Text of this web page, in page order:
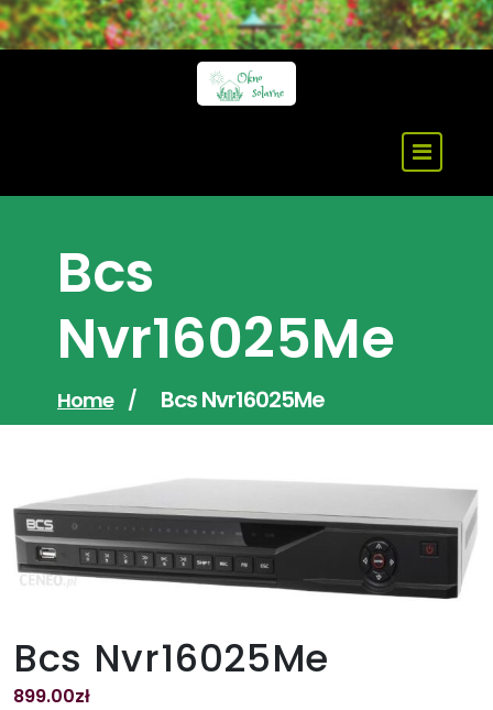
Skip
to
Bcs
Nvr16025Me
Home / Bcs Nvr16025Me
Bcs Nvr16025Me
899.00zł